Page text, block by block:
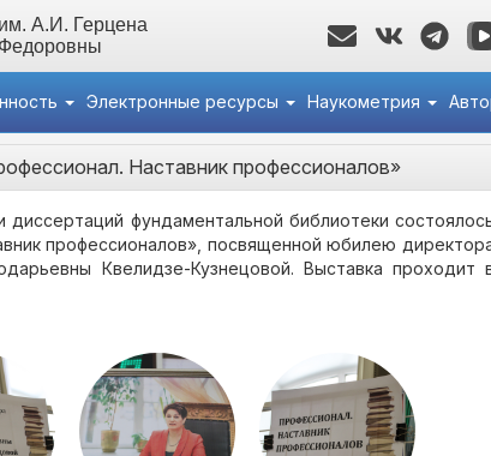
им. А.И. Герцена
Электронные ресурсы Наукометрия
Наставник профессионалов»
фундаментальной библиотеки
профессионалов», посвященной юбилею
Квелидзе-Кузнецовой. Выставка проходит